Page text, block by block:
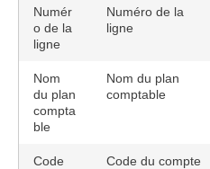
Numér
o de la
ligne
Numéro de la
ligne
Nom
du plan
compta
ble
Nom du plan
comptable
Code
Code du compte